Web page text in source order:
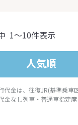
1～10件表示
人気順
代金は、往復JR(基準乗車
金なし列車・普通車指定席